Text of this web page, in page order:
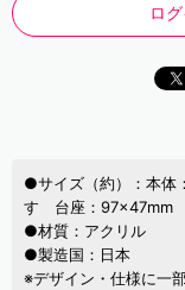
ロ
●サイズ（約）：本体
す 台座：97×47mm
●材質：アクリル
●製造国：日本
※デザイン・仕様に一